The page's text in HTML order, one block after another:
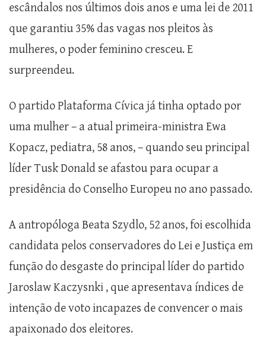
escândalos nos últimos dois anos e uma lei de 2011
que garantiu 35% das vagas nos pleitos às
mulheres, o poder feminino cresceu. E
surpreendeu.
O partido Plataforma Cívica já tinha optado por
uma mulher – a atual primeira-ministra Ewa
Kopacz, pediatra, 58 anos, – quando seu principal
líder Tusk Donald se afastou para ocupar a
presidência do Conselho Europeu no ano passado.
A antropóloga Beata Szydlo, 52 anos, foi escolhida
candidata pelos conservadores do Lei e Justiça em
função do desgaste do principal líder do partido
Jaroslaw Kaczysnki , que apresentava índices de
intenção de voto incapazes de convencer o mais
apaixonado dos eleitores.